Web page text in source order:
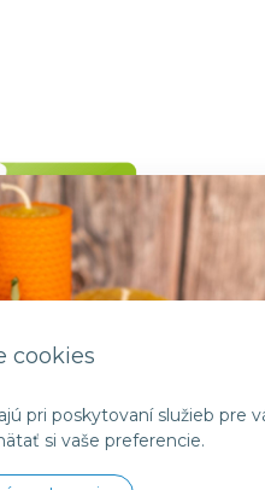
cookies
pri poskytovaní služieb pre
si vaše preferencie.